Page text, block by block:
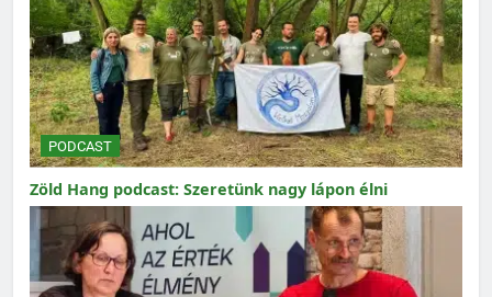
PODCAST
Zöld Hang podcast: Szeretünk nagy lápon élni